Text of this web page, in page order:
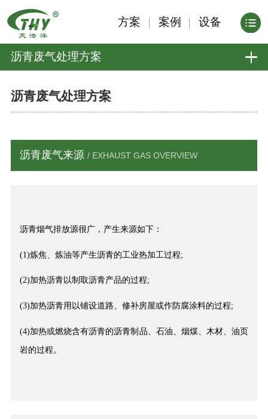
方案 案例 设备
沥青废气处理方案
沥青废气处理方案
沥青废气来源 / EXHAUST GAS OVERVIEW
沥青烟气排放源很广，产生来源如下：
(1)炼焦、炼油等产生沥青的工业热加工过程;
(2)加热沥青以制取沥青产品的过程;
(3)加热沥青用以铺设道路、修补房屋或作防腐涂料的过程;
(4)加热或燃烧含有沥青的沥青制品、石油、烟煤、木材、油页
岩的过程。